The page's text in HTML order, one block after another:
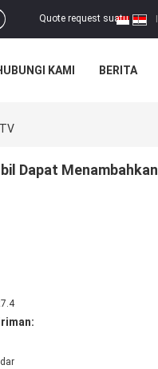
Quote request suatu |
KAMI BERITA
Dapat Menambahkan